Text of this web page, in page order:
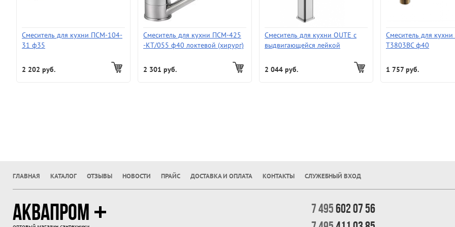
Смеситель для кухни ПСМ-104-
31 ф35
2 202 руб.
Смеситель для кухни ПСМ-425
-КТ/055 ф40 локтевой (хирург)
2 301 руб.
Смеситель для кухни OUTE с
выдвигающейся лейкой
2 044 руб.
Смеситель для кухни
Т3803ВC ф40
1 757 руб.
ГЛАВНАЯ КАТАЛОГ ОТЗЫВЫ НОВОСТИ ПРАЙС ДОСТАВКА И ОПЛАТА КОНТАКТЫ СЛУЖЕБНЫЙ ВХОД
АКВАПРОМ 7 495602 07 56